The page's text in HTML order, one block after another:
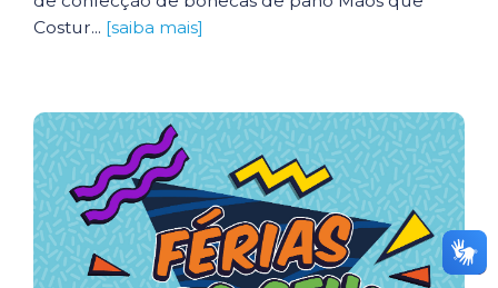
Costur... [saiba mais]